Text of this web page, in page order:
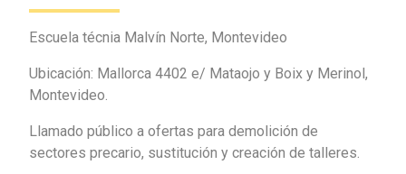
Escuela técnia Malvín Norte, Montevideo
Ubicación: Mallorca 4402 e/ Mataojo y Boix y Merinol,
Montevideo.
Llamado público a ofertas para demolición de
sectores precario, sustitución y creación de talleres.